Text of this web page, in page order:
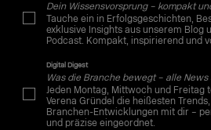
Dein Wissensvorsprung – kompakt
Tauche ein in Erfolgsgeschichten,
exklusive Insights aus unserem Blog
Podcast. Kompakt, inspirierend und
Digital Digest
Was die Branche bewegt – alle
Jeden Montag, Mittwoch und Freitag
Verena Gründel die heißesten
Branchen-Entwicklungen mit dir –
und präzise eingeordnet.